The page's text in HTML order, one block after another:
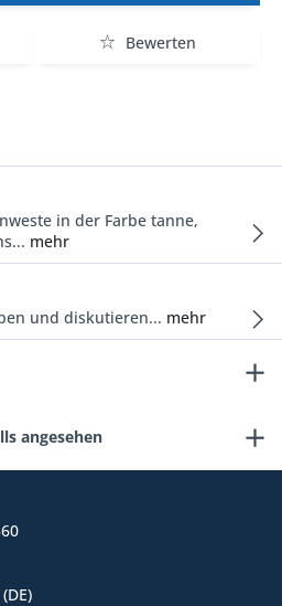
Bewerten
in der Farbe tanne,
mehr
und diskutieren... mehr
angesehen